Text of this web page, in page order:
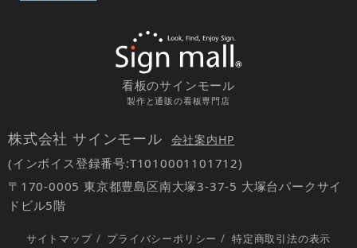
看板のサインモール
製作と通販の看板専門店
株式会社 サインモール 会社案内HP
(インボイス登録番号:T1010001101712)
〒170-0005 東京都豊島区南大塚3-37-5 大塚台パークサイ
ドビル5階
サイトマップ / プライバシーポリシー / 特定商取引法の表示